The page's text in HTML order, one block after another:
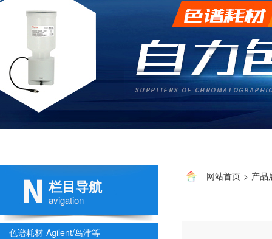
栏目导航
avigation
色谱耗材-Agilent/岛津等
网站首页 > 产品